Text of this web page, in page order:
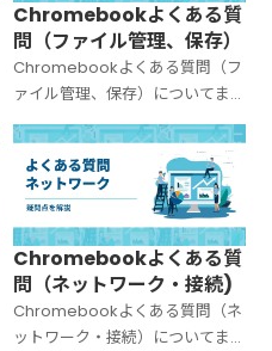
Chromebookよくある質
問（ファイル管理、保存）
Chromebookよくある質問（フ
ァイル管理、保存）についてま
とめました。
Chromebookよくある質
問（ネットワーク・接続)
Chromebookよくある質問（ネ
ットワーク・接続）についてま